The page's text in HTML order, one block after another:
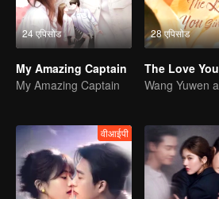
24 एपिसोड
My Amazing Captain
My Amazing Captain
28 एपिसोड
वीआईपी